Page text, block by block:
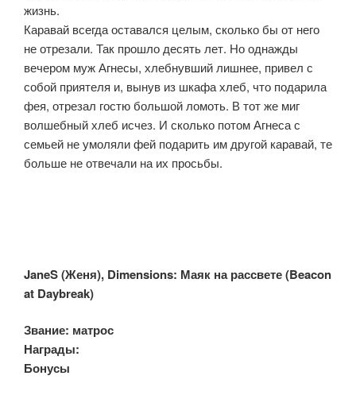
жизнь.
Каравай всегда оставался целым, сколько бы от него
не отрезали. Так прошло десять лет. Но однажды
вечером муж Агнесы, хлебнувший лишнее, привел с
собой приятеля и, вынув из шкафа хлеб, что подарила
фея, отрезал гостю большой ломоть. В тот же миг
волшебный хлеб исчез. И сколько потом Агнеса с
семьей не умоляли фей подарить им другой каравай, те
больше не отвечали на их просьбы.
JaneS (Женя), Dimensions: Маяк на рассвете (Beacon
at Daybreak)
Звание: матрос
Награды:
Бонусы: